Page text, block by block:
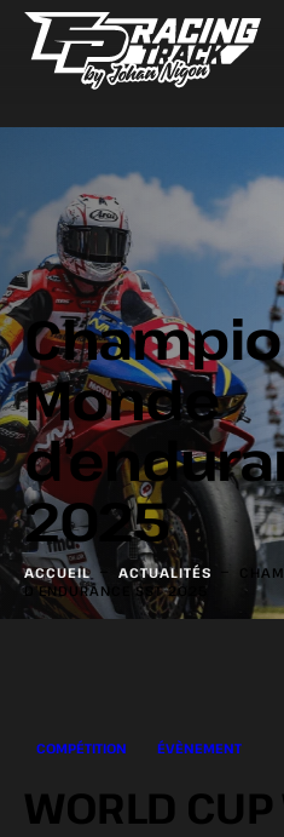
Monde
2025
ACCUEIL- ACTUALITÉS -
D’ENDURANCE SST 2025
COMPÉTITION ÉVÈNEMENT
WORLD